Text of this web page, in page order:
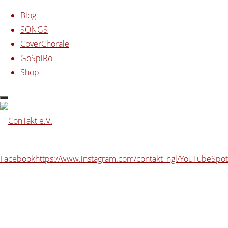
Zum
Inhalt
springen
Blog
SONGS
CoverChorale
GoSpiRo
Shop
Facebookhttps://www.instagram.com/contakt_ngl/YouTube
Start
Beiträge verschlagwortet mit "Spotify"